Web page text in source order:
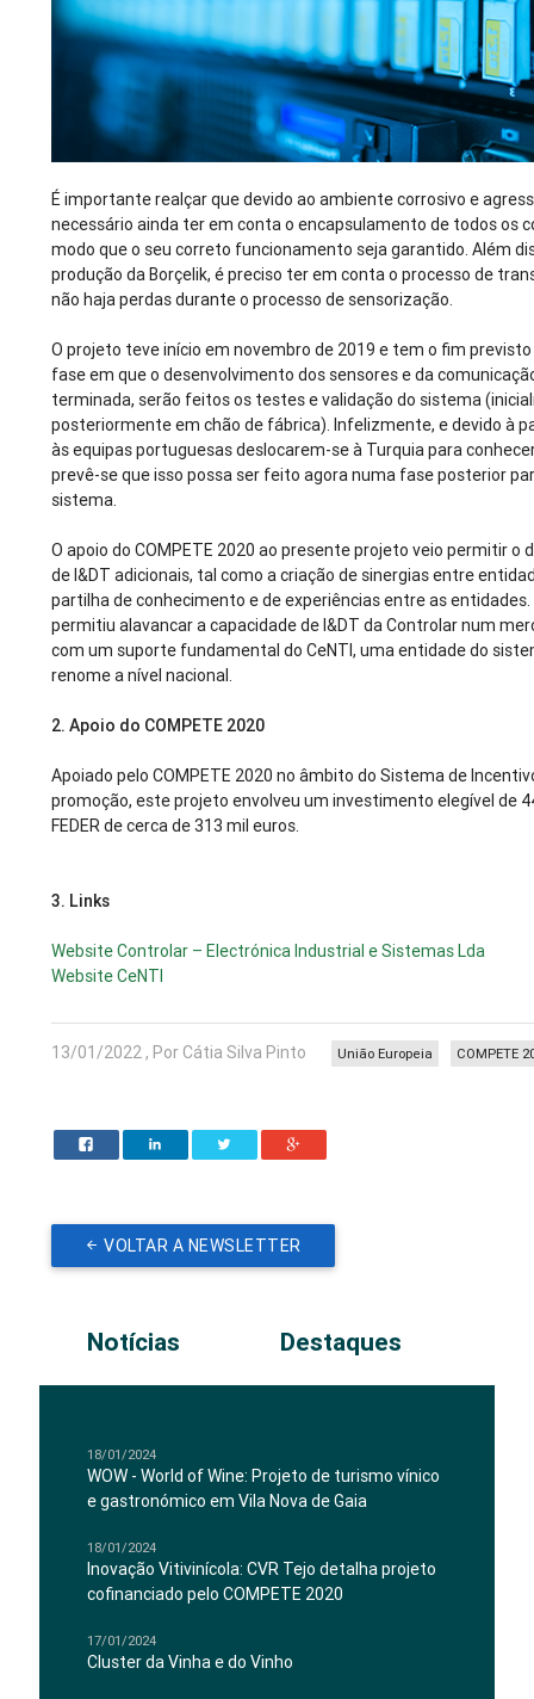
É importante realçar que devido ao ambiente corrosivo e
necessário ainda ter em conta o encapsulamento de todos os
modo que o seu correto funcionamento seja garantido. Além
produção da Borçelik, é preciso ter em conta o processo de
não haja perdas durante o processo de sensorização.
O projeto teve início em novembro de 2019 e tem o fim
fase em que o desenvolvimento dos sensores e da
terminada, serão feitos os testes e validação do sistema
posteriormente em chão de fábrica). Infelizmente, e devido à
às equipas portuguesas deslocarem-se à Turquia para
prevê-se que isso possa ser feito agora numa fase posterior
sistema.
O apoio do COMPETE 2020 ao presente projeto veio permitir
de I&DT adicionais, tal como a criação de sinergias entre
partilha de conhecimento e de experiências entre as
permitiu alavancar a capacidade de I&DT da Controlar num
com um suporte fundamental do CeNTI, uma entidade do
renome a nível nacional.
2. Apoio do COMPETE 2020
Apoiado pelo COMPETE 2020 no âmbito do Sistema de
promoção, este projeto envolveu um investimento elegível de
FEDER de cerca de 313 mil euros.
3. Links
Website Controlar – Electrónica Industrial e Sistemas Lda
Website CeNTI
13/01/2022 , Por Cátia Silva Pinto COMPETE
União Europeia
VOLTAR A NEWSLETTER
Notícias Destaques
18/01/2024
WOW - World of Wine: Projeto de turismo vínico
e gastronómico em Vila Nova de Gaia
18/01/2024
Inovação Vitivinícola: CVR Tejo detalha projeto
cofinanciado pelo COMPETE 2020
17/01/2024
Cluster da Vinha e do Vinho